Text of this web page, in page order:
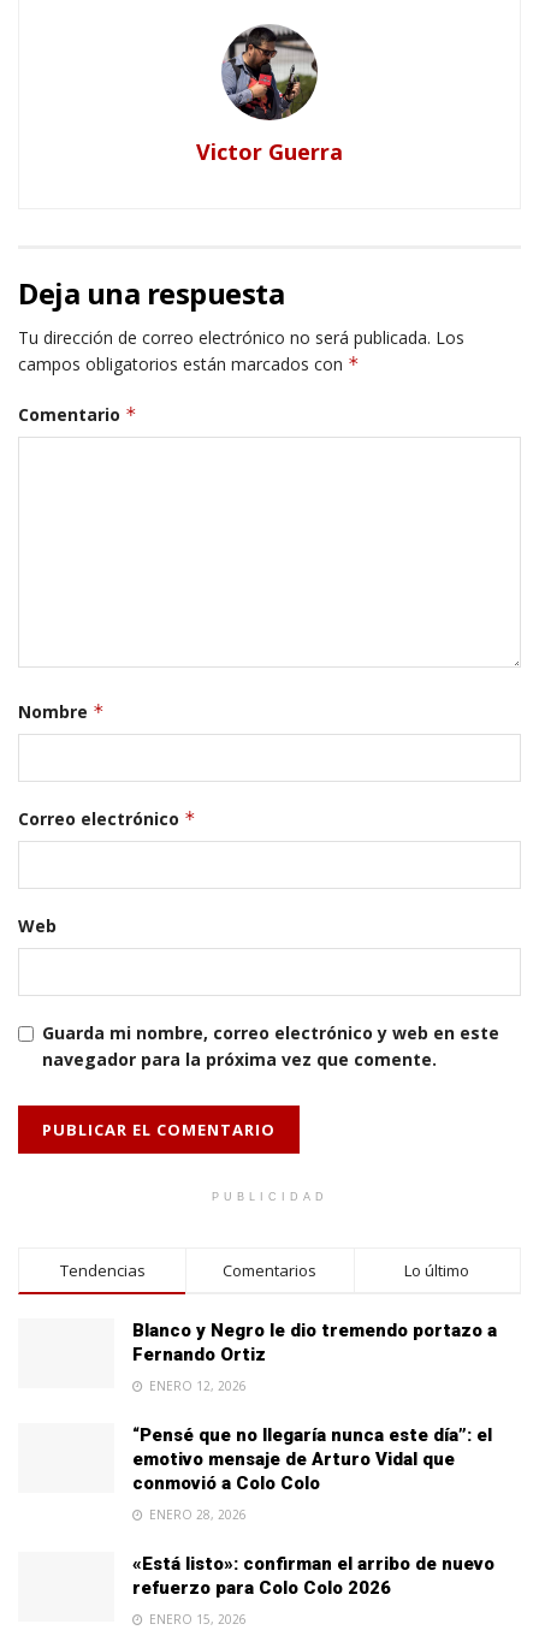
Victor Guerra
Deja una respuesta
Tu dirección de correo electrónico no será publicada. Los
campos obligatorios están marcados con *
Comentario *
Nombre *
Correo electrónico *
Web
Guarda mi nombre, correo electrónico y web en este
navegador para la próxima vez que comente.
PUBLICIDAD
Tendencias Comentarios Lo último
Blanco y Negro le dio tremendo portazo a
Fernando Ortiz
ENERO 12, 2026
“Pensé que no llegaría nunca este día”: el
emotivo mensaje de Arturo Vidal que
conmovió a Colo Colo
ENERO 28, 2026
«Está listo»: confirman el arribo de nuevo
refuerzo para Colo Colo 2026
ENERO 15, 2026